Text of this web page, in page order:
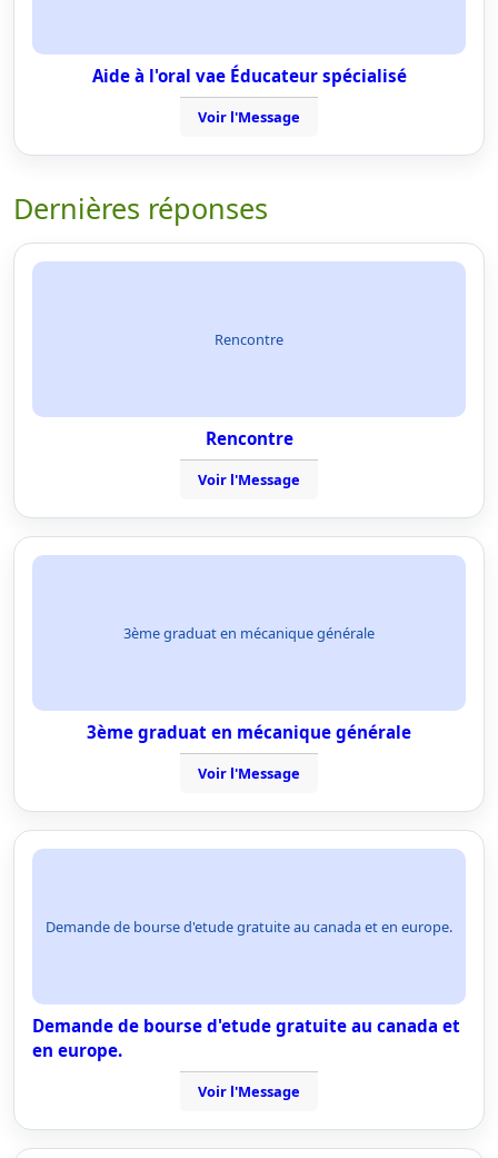
Aide à l'oral vae Éducateur spécialisé
Voir l'Message
Dernières réponses
Rencontre
Rencontre
Voir l'Message
3ème graduat en mécanique générale
3ème graduat en mécanique générale
Voir l'Message
Demande de bourse d'etude gratuite au canada et en europe.
Demande de bourse d'etude gratuite au canada et
en europe.
Voir l'Message